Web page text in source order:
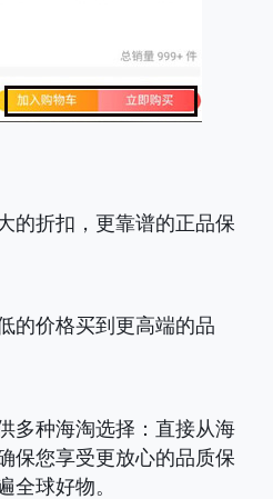
的折扣，更靠谱的正品保
的价格买到更高端的品
多种海淘选择 ：直接从海
保您享受更放心的品质保
全球好物。